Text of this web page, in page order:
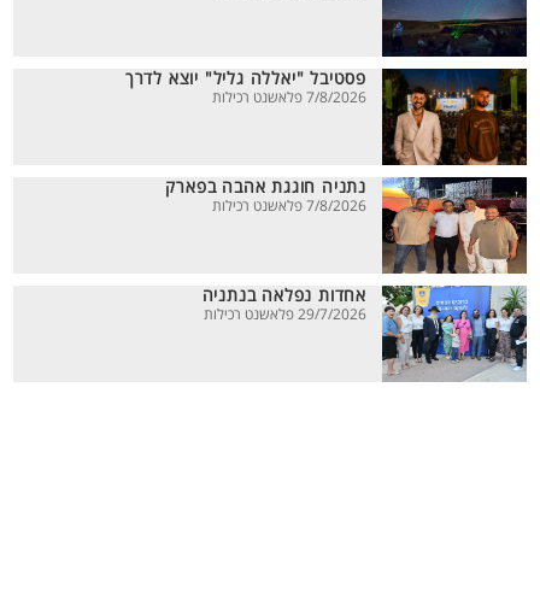
פסטיבל "יאללה גליל" יוצא לדרך
7/8/2026 פלאשנט רכילות
נתניה חוגגת אהבה בפארק
7/8/2026 פלאשנט רכילות
אחדות נפלאה בנתניה
29/7/2026 פלאשנט רכילות